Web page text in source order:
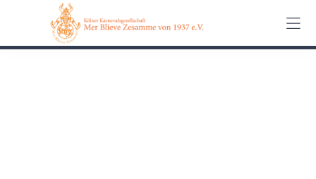
0162 90 650 62